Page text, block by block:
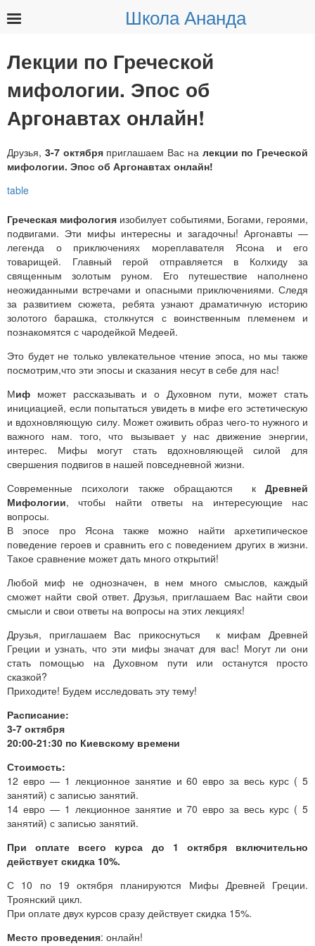
Школа Ананда
Лекции по Греческой
мифологии. Эпос об
Аргонавтах онлайн!
Друзья, 3-7 октября приглашаем Вас на лекции по Греческой
мифологии. Эпос об Аргонавтах онлайн!
Греческая мифология изобилует событиями, Богами, героями,
подвигами. Эти мифы интересны и загадочны! Аргонавты —
легенда о приключениях мореплавателя Ясона и его
товарищей. Главный герой отправляется в Колхиду за
священным золотым руном. Его путешествие наполнено
неожиданными встречами и опасными приключениями. Следя
за развитием сюжета, ребята узнают драматичную историю
золотого барашка, столкнутся с воинственным племенем и
познакомятся с чародейкой Медеей.
Это будет не только увлекательное чтение эпоса, но мы также
посмотрим,что эти эпосы и сказания несут в себе для нас!
Миф может рассказывать и о Духовном пути, может стать
инициацией, если попытаться увидеть в мифе его эстетическую
и вдохновляющую силу. Может оживить образ чего-то нужного и
важного нам. того, что вызывает у нас движение энергии,
интерес. Мифы могут стать вдохновляющей силой для
свершения подвигов в нашей повседневной жизни.
Современные психологи также обращаются к Древней
Мифологии, чтобы найти ответы на интересующие нас
вопросы.
В эпосе про Ясона также можно найти архетипическое
поведение героев и сравнить его с поведением других в жизни.
Такое сравнение может дать много открытий!
Любой миф не однозначен, в нем много смыслов, каждый
сможет найти свой ответ. Друзья, приглашаем Вас найти свои
смысли и свои ответы на вопросы на этих лекциях!
Друзья, приглашаем Вас прикоснуться к мифам Древней
Греции и узнать, что эти мифы значат для вас! Могут ли они
стать помощью на Духовном пути или останутся просто
сказкой?
Приходите! Будем исследовать эту тему!
Расписание:
3-7 октября
20:00-21:30 по Киевскому времени
Стоимость:
12 евро — 1 лекционное занятие и 60 евро за весь курс ( 5
занятий) с записью занятий.
14 евро — 1 лекционное занятие и 70 евро за весь курс ( 5
занятий) с записью занятий.
При оплате всего курса до 1 октября включительно
действует скидка 10%.
С 10 по 19 октября планируются Мифы Древней Греции.
Троянский цикл.
При оплате двух курсов сразу действует скидка 15%.
Место проведения: онлайн!